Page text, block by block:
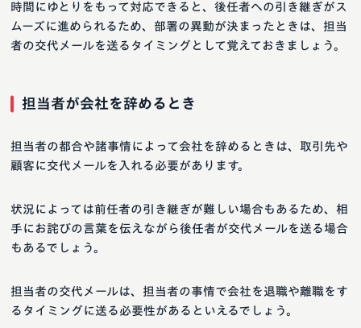
時間にゆとりをもって対応できると、後任者への引き継ぎがス
ムーズに進められるため、部署の異動が決まったときは、担当
者の交代メールを送るタイミングとして覚えておきましょう。
担当者が会社を辞めるとき
担当者の都合や諸事情によって会社を辞めるときは、取引先や
顧客に交代メールを入れる必要があります。
状況によっては前任者の引き継ぎが難しい場合もあるため、相
手にお詫びの言葉を伝えながら後任者が交代メールを送る場合
もあるでしょう。
担当者の交代メールは、担当者の事情で会社を退職や離職をす
るタイミングに送る必要性があるといえるでしょう。